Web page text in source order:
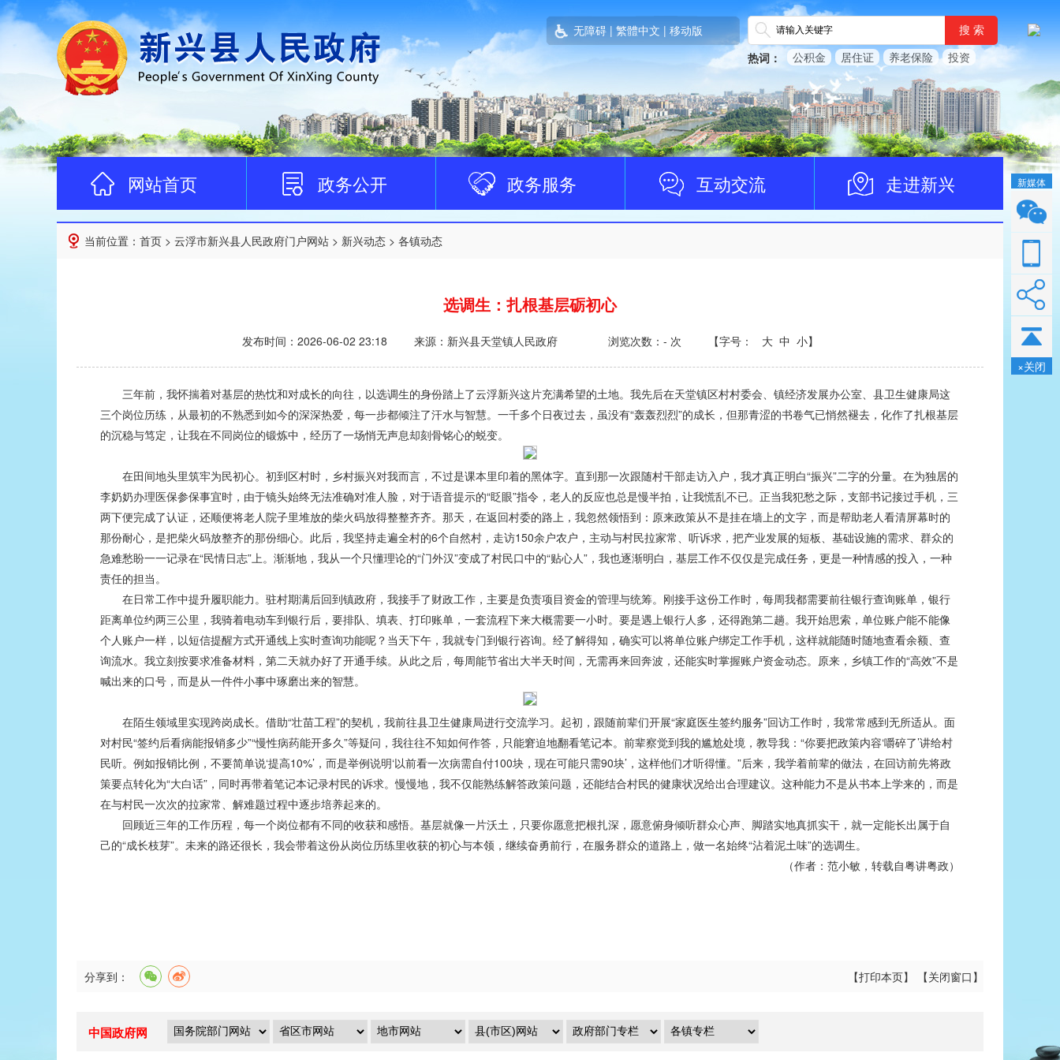
无障碍 | 繁體中文 | 移动版 搜 索
热词： 公积金 居住证 养老保险 投资
网站首页 政务公开 政务服务 互动交流 走进新兴
当前位置： 首页 > 云浮市新兴县人民政府门户网站 > 新兴动态 > 各镇动态
选调生：扎根基层砺初心
发布时间： 2026-06-02 23:18 来源：新兴县天堂镇人民政府 浏览次数： - 次 【字号： 大 中 小】
三年前，我怀揣着对基层的热忱和对成长的向往，以选调生的身份踏上了云浮新兴这片充满希望的土地。我先后在天堂镇区村村委会、镇经济发展办公室、县卫生健康局这
三个岗位历练，从最初的不熟悉到如今的深深热爱，每一步都倾注了汗水与智慧。一千多个日夜过去，虽没有“轰轰烈烈”的成长，但那青涩的书卷气已悄然褪去，化作了扎根基层
的沉稳与笃定，让我在不同岗位的锻炼中，经历了一场悄无声息却刻骨铭心的蜕变。
在田间地头里筑牢为民初心。初到区村时，乡村振兴对我而言，不过是课本里印着的黑体字。直到那一次跟随村干部走访入户，我才真正明白“振兴”二字的分量。在为独居的
李奶奶办理医保参保事宜时，由于镜头始终无法准确对准人脸，对于语音提示的“眨眼”指令，老人的反应也总是慢半拍，让我慌乱不已。正当我犯愁之际，支部书记接过手机，三
两下便完成了认证，还顺便将老人院子里堆放的柴火码放得整整齐齐。那天，在返回村委的路上，我忽然领悟到：原来政策从不是挂在墙上的文字，而是帮助老人看清屏幕时的
那份耐心，是把柴火码放整齐的那份细心。此后，我坚持走遍全村的6个自然村，走访150余户农户，主动与村民拉家常、听诉求，把产业发展的短板、基础设施的需求、群众的
急难愁盼一一记录在“民情日志”上。渐渐地，我从一个只懂理论的“门外汉”变成了村民口中的“贴心人”，我也逐渐明白，基层工作不仅仅是完成任务，更是一种情感的投入，一种
责任的担当。
在日常工作中提升履职能力。驻村期满后回到镇政府，我接手了财政工作，主要是负责项目资金的管理与统筹。刚接手这份工作时，每周我都需要前往银行查询账单，银行
距离单位约两三公里，我骑着电动车到银行后，要排队、填表、打印账单，一套流程下来大概需要一小时。要是遇上银行人多，还得跑第二趟。我开始思索，单位账户能不能像
个人账户一样，以短信提醒方式开通线上实时查询功能呢？当天下午，我就专门到银行咨询。经了解得知，确实可以将单位账户绑定工作手机，这样就能随时随地查看余额、查
询流水。我立刻按要求准备材料，第二天就办好了开通手续。从此之后，每周能节省出大半天时间，无需再来回奔波，还能实时掌握账户资金动态。原来，乡镇工作的“高效”不是
喊出来的口号，而是从一件件小事中琢磨出来的智慧。
在陌生领域里实现跨岗成长。借助“壮苗工程”的契机，我前往县卫生健康局进行交流学习。起初，跟随前辈们开展“家庭医生签约服务”回访工作时，我常常感到无所适从。面
对村民“签约后看病能报销多少”“慢性病药能开多久”等疑问，我往往不知如何作答，只能窘迫地翻看笔记本。前辈察觉到我的尴尬处境，教导我：“你要把政策内容‘嚼碎了’讲给村
民听。例如报销比例，不要简单说‘提高10%’，而是举例说明‘以前看一次病需自付100块，现在可能只需90块’，这样他们才听得懂。”后来，我学着前辈的做法，在回访前先将政
策要点转化为“大白话”，同时再带着笔记本记录村民的诉求。慢慢地，我不仅能熟练解答政策问题，还能结合村民的健康状况给出合理建议。这种能力不是从书本上学来的，而是
在与村民一次次的拉家常、解难题过程中逐步培养起来的。
回顾近三年的工作历程，每一个岗位都有不同的收获和感悟。基层就像一片沃土，只要你愿意把根扎深，愿意俯身倾听群众心声、脚踏实地真抓实干，就一定能长出属于自
己的“成长枝芽”。未来的路还很长，我会带着这份从岗位历练里收获的初心与本领，继续奋勇前行，在服务群众的道路上，做一名始终“沾着泥土味”的选调生。
（作者：范小敏，转载自粤讲粤政）
分享到： 【打印本页】 【关闭窗口 】
中国政府网
新媒体
×关闭